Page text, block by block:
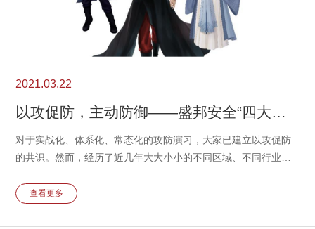
2021.03.22
以攻促防，主动防御——盛邦安全“四大名捕”产品天团首次亮相
对于实战化、体系化、常态化的攻防演习，大家已建立以攻促防
的共识。然而，经历了近几年大大小小的不同区域、不同行业的
查看更多